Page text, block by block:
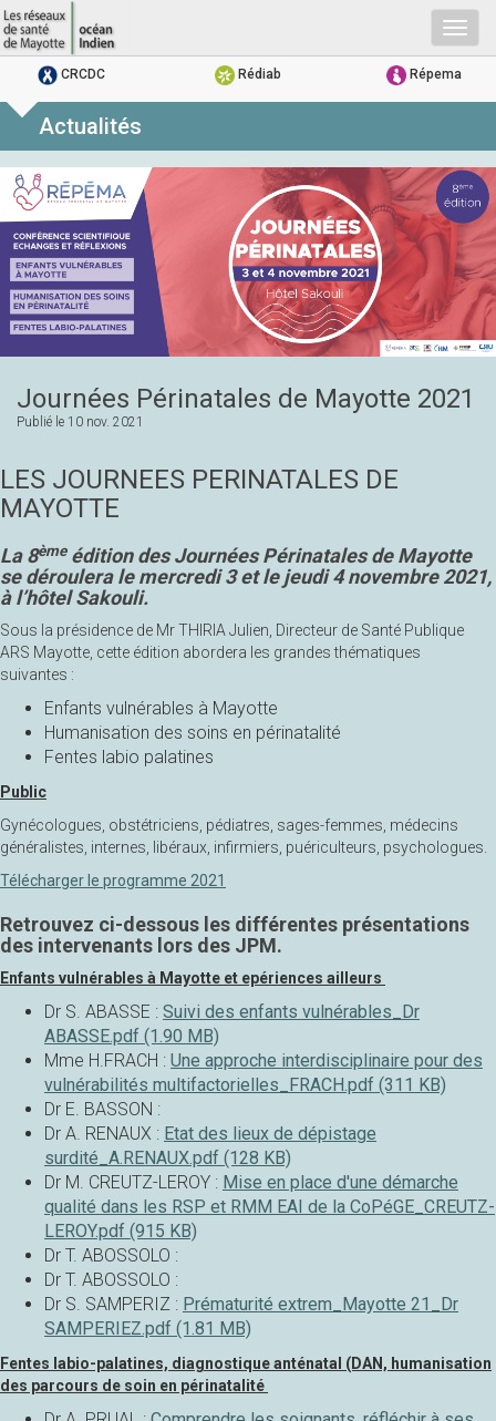
CRCDC Rédiab Répema
Actualités
Journées Périnatales de Mayotte 2021
Publié le 10 nov. 2021
LES JOURNEES PERINATALES DE
MAYOTTE
La 8èmeédition des Journées Périnatales de Mayotte
se déroulera le mercredi 3 et le jeudi 4 novembre 2021,
à l’hôtel Sakouli.
Sous la présidence de Mr THIRIA Julien, Directeur de Santé Publique
ARS Mayotte, cette édition abordera les grandes thématiques
suivantes :
Enfants vulnérables à Mayotte
Humanisation des soins en périnatalité
Fentes labio palatines
Public
Gynécologues, obstétriciens, pédiatres, sages-femmes, médecins
généralistes, internes, libéraux, infirmiers, puériculteurs, psychologues.
Télécharger le programme 2021
Retrouvez ci-dessous les différentes présentations
des intervenants lors des JPM.
Enfants vulnérables à Mayotte et epériences ailleurs
Dr S. ABASSE : Suivi des enfants vulnérables_Dr
ABASSE.pdf (1.90 MB)
Mme H.FRACH : Une approche interdisciplinaire pour des
vulnérabilités multifactorielles_FRACH.pdf (311 KB)
Dr E. BASSON :
Dr A. RENAUX : Etat des lieux de dépistage
surdité_A.RENAUX.pdf (128 KB)
Dr M. CREUTZ-LEROY : Mise en place d'une démarche
qualité dans les RSP et RMM EAI de la CoPéGE_CREUTZ-
LEROY.pdf (915 KB)
Dr T. ABOSSOLO :
Dr T. ABOSSOLO :
Dr S. SAMPERIZ : Prématurité extrem_Mayotte 21_Dr
SAMPERIEZ.pdf (1.81 MB)
Fentes labio-palatines, diagnostique anténatal (DAN, humanisation
des parcours de soin en périnatalité